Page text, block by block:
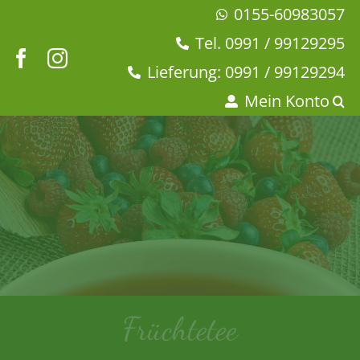
springen
0155-60983057
Tel. 0991 / 99129295
Lieferung: 0991 / 99129294
Mein Konto
Früchtetee